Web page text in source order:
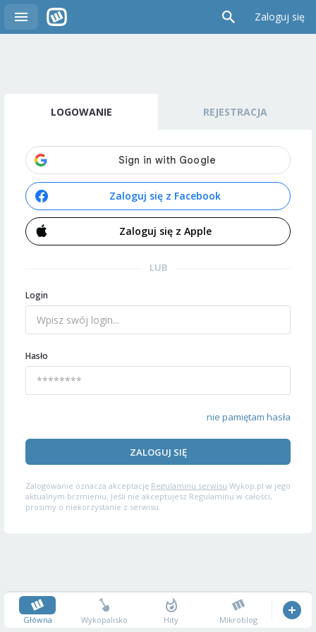
Zaloguj się
LOGOWANIE REJESTRACJA
Zaloguj się z Facebook
Zaloguj się z Apple
LUB
Login
Hasło
nie pamiętam hasła
ZALOGUJ SIĘ
Zalogowanie oznacza akceptację Regulaminu serwisu Wykop.pl w jego
aktualnym brzmieniu. Jeśli nie akceptujesz Regulaminu w całości,
prosimy o niekorzystanie z serwisu.
Główna Wykopalisko Hity Mikroblog